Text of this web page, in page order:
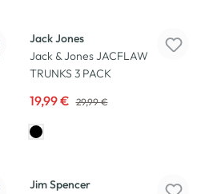
Jack Jones
Jack & Jones JACFLAW
TRUNKS 3 PACK
19,99 € 29,99 €
Jim Spencer